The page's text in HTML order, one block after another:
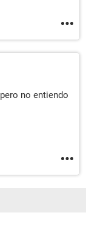
pero no entiendo